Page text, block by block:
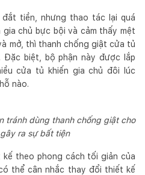
tiền, nhưng thao tác lại quá
gia chủ bực bội và cảm thấy mệt
mở, thì thanh chống giật cửa tủ
Đặc biệt, bộ phận này được lắp
cửa tủ khiến gia chủ đôi lúc
nào.
tránh dùng thanh chống giật cho
ra sự bất tiện
theo phong cách tối giản của
thể cân nhắc thay đổi thiết kế